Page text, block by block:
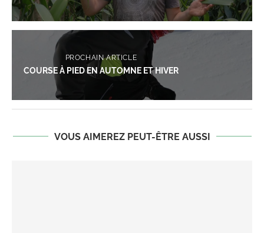
PROCHAIN ARTICLE
COURSE À PIED EN AUTOMNE ET HIVER
VOUS AIMEREZ PEUT-ÊTRE AUSSI